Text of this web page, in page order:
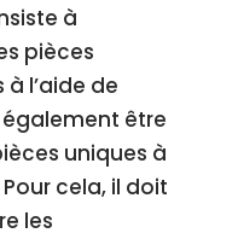
à
pièces
l’aide de
être
uniques à
cela, il doit
les